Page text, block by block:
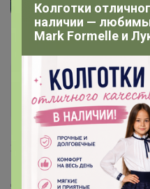
India
Великий
26 июня, 2022 09:51
Добрый день, а есть
Колготки
наличии —
Mark Formelle и